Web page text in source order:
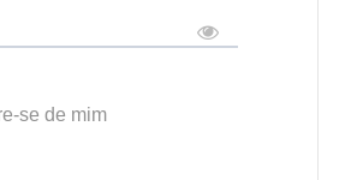
se de mim